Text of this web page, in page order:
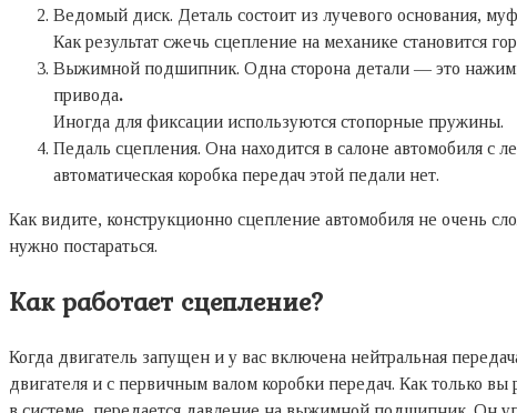
Ведомый диск. Деталь состоит из лучевого основания,
Как результат сжечь сцепление на механике становится
Выжимной подшипник. Одна сторона детали — это
привода.
Иногда для фиксации используются стопорные пружины.
Педаль сцепления. Она находится в салоне автомобиля с
автоматическая коробка передач этой педали нет.
Как видите, конструкционно сцепление автомобиля не очень
нужно постараться.
Как работает сцепление?
Когда двигатель запущен и у вас включена нейтральная
двигателя и с первичным валом коробки передач. Как только